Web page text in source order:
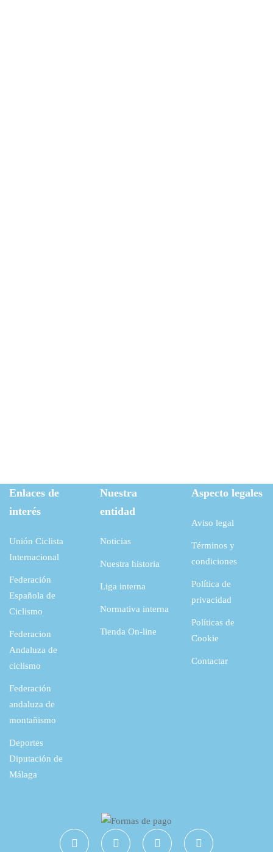
Enlaces de
interés
Unión Ciclista
Internacional
Federación
Española de
Ciclismo
Federacion
Andaluza de
ciclismo
Federación
andaluza de
montañismo
Deportes
Diputación de
Málaga
Nuestra
entidad
Noticias
Nuestra historia
Liga interna
Normativa interna
Tienda On-line
Aspecto legales
Aviso legal
Términos y
condiciones
Política de
privacidad
Políticas de
Cookie
Contactar